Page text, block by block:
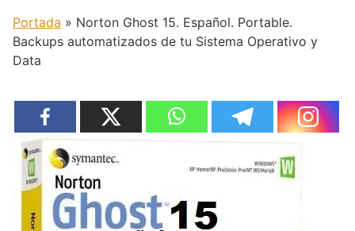
Portada » Norton Ghost 15. Español. Portable.
Backups automatizados de tu Sistema Operativo y
Data